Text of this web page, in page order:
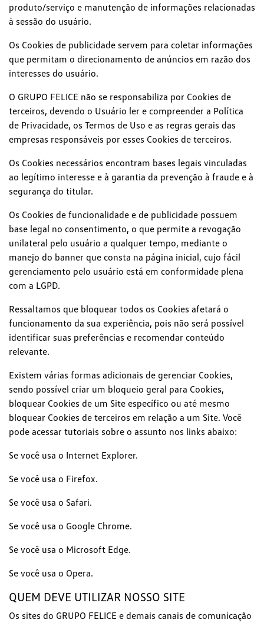
produto/serviço e manutenção de informações relacionadas
à sessão do usuário.
Os Cookies de publicidade servem para coletar informações
que permitam o direcionamento de anúncios em razão dos
interesses do usuário.
O GRUPO FELICE não se responsabiliza por Cookies de
terceiros, devendo o Usuário ler e compreender a Política
de Privacidade, os Termos de Uso e as regras gerais das
empresas responsáveis por esses Cookies de terceiros.
Os Cookies necessários encontram bases legais vinculadas
ao legítimo interesse e à garantia da prevenção à fraude e à
segurança do titular.
Os Cookies de funcionalidade e de publicidade possuem
base legal no consentimento, o que permite a revogação
unilateral pelo usuário a qualquer tempo, mediante o
manejo do banner que consta na página inicial, cujo fácil
gerenciamento pelo usuário está em conformidade plena
com a LGPD.
Ressaltamos que bloquear todos os Cookies afetará o
funcionamento da sua experiência, pois não será possível
identificar suas preferências e recomendar conteúdo
relevante.
Existem várias formas adicionais de gerenciar Cookies,
sendo possível criar um bloqueio geral para Cookies,
bloquear Cookies de um Site específico ou até mesmo
bloquear Cookies de terceiros em relação a um Site. Você
pode acessar tutoriais sobre o assunto nos links abaixo:
Se você usa o Internet Explorer.
Se você usa o Firefox.
Se você usa o Safari.
Se você usa o Google Chrome.
Se você usa o Microsoft Edge.
Se você usa o Opera.
QUEM DEVE UTILIZAR NOSSO SITE
Os sites do GRUPO FELICE e demais canais de comunicação